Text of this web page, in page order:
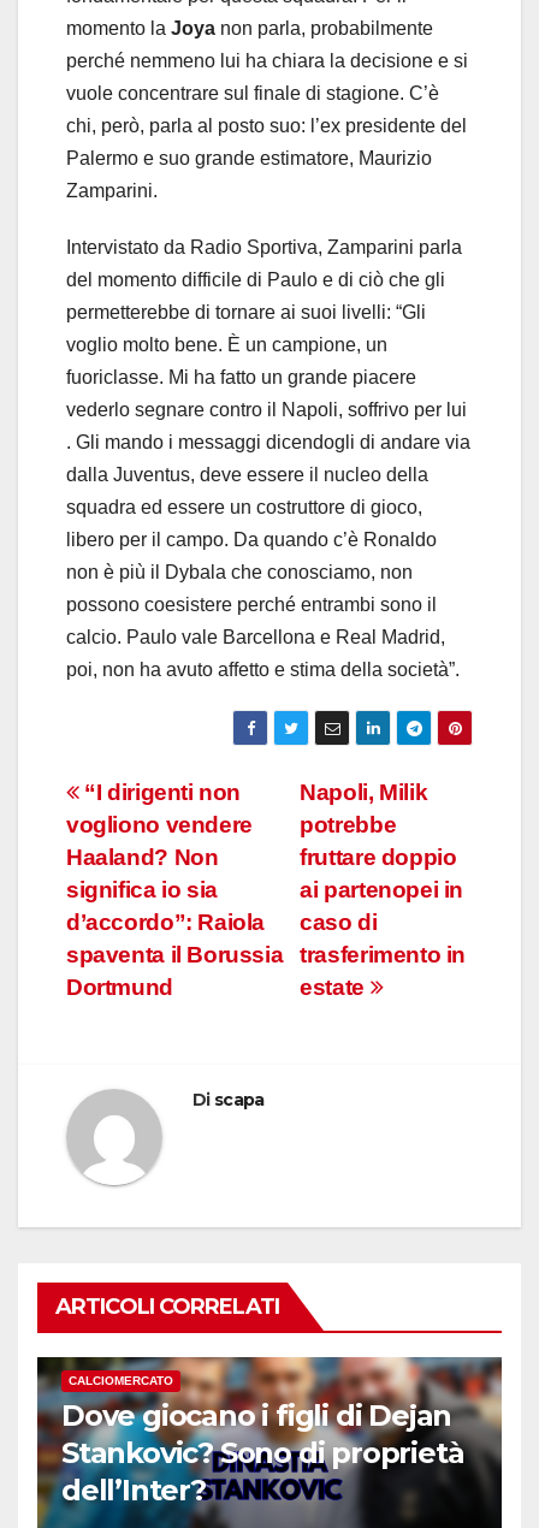
momento la Joya non parla, probabilmente
perché nemmeno lui ha chiara la decisione e si
vuole concentrare sul finale di stagione. C’è
chi, però, parla al posto suo: l’ex presidente del
Palermo e suo grande estimatore, Maurizio
Zamparini.
Intervistato da Radio Sportiva, Zamparini parla
del momento difficile di Paulo e di ciò che gli
permetterebbe di tornare ai suoi livelli: “Gli
voglio molto bene. È un campione, un
fuoriclasse. Mi ha fatto un grande piacere
vederlo segnare contro il Napoli, soffrivo per lui
. Gli mando i messaggi dicendogli di andare via
dalla Juventus, deve essere il nucleo della
squadra ed essere un costruttore di gioco,
libero per il campo. Da quando c’è Ronaldo
non è più il Dybala che conosciamo, non
possono coesistere perché entrambi sono il
calcio. Paulo vale Barcellona e Real Madrid,
poi, non ha avuto affetto e stima della società”.
Navigazione
articoli
Napoli, Milik
potrebbe
fruttare doppio
ai partenopei in
caso di
trasferimento in
estate
“I dirigenti non
vogliono vendere
Haaland? Non
significa io sia
d’accordo”: Raiola
spaventa il Borussia
Dortmund
Di scapa
ARTICOLI CORRELATI
CALCIOMERCATO
Dove giocano i figli di Dejan
Stankovic? Sono di proprietà
dell’Inter?